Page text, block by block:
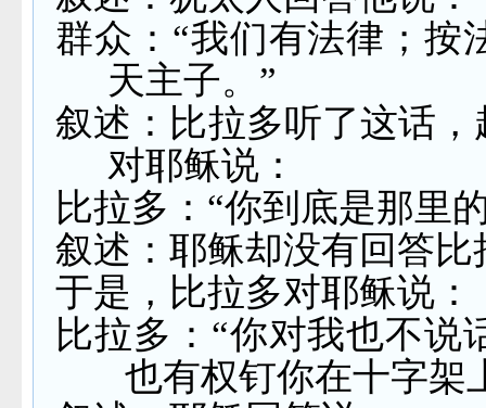
群众：“我们有法律；按
天主子。”
叙述：比拉多听了这话
对耶稣说：
比拉多：“你到底是那里
叙述：耶稣却没有回答比
于是，比拉多对耶稣说：
比拉多：“你对我也不说
也有权钉你在十字架